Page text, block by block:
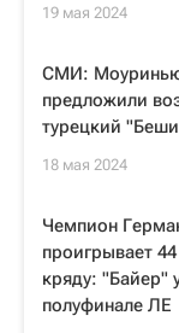
19 мая 2024
СМИ:
предложили
турецкий
18 мая 2024
Чемпион
проигрывает
кряду: "Байер"
полуфинале ЛЕ